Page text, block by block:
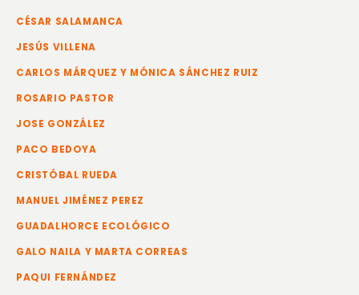
CÉSAR SALAMANCA
JESÚS VILLENA
CARLOS MÁRQUEZ Y MÓNICA SÁNCHEZ RUIZ
ROSARIO PASTOR
JOSE GONZÁLEZ
PACO BEDOYA
CRISTÓBAL RUEDA
MANUEL JIMÉNEZ PEREZ
GUADALHORCE ECOLÓGICO
GALO NAILA Y MARTA CORREAS
PAQUI FERNÁNDEZ